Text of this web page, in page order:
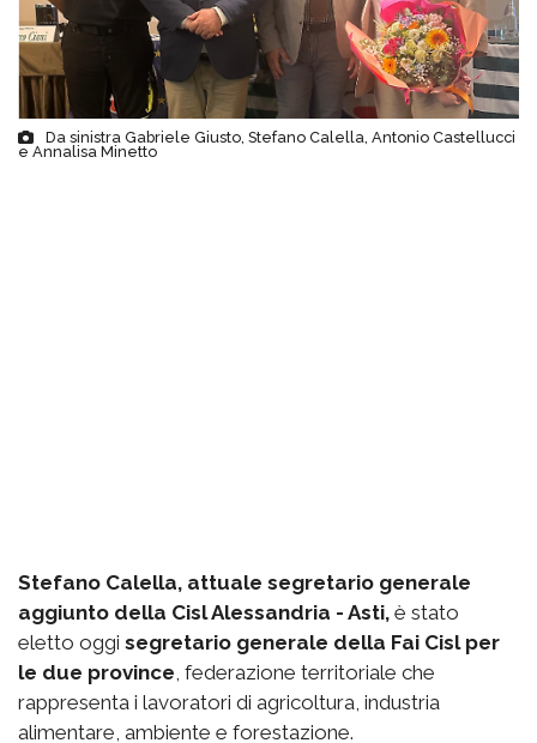
Da sinistra Gabriele Giusto, Stefano Calella, Antonio Castellucci
e Annalisa Minetto
Stefano Calella, attuale segretario generale
aggiunto della Cisl Alessandria - Asti, è stato
eletto oggi segretario generale della Fai Cisl per
le due province , federazione territoriale che
rappresenta i lavoratori di agricoltura, industria
alimentare, ambiente e forestazione.